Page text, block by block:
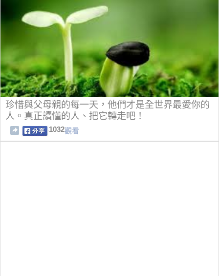
珍惜與父母親的每一天，他們才是全世界最愛你的
人。真正讀懂的人、把它轉走吧！
1032觀看